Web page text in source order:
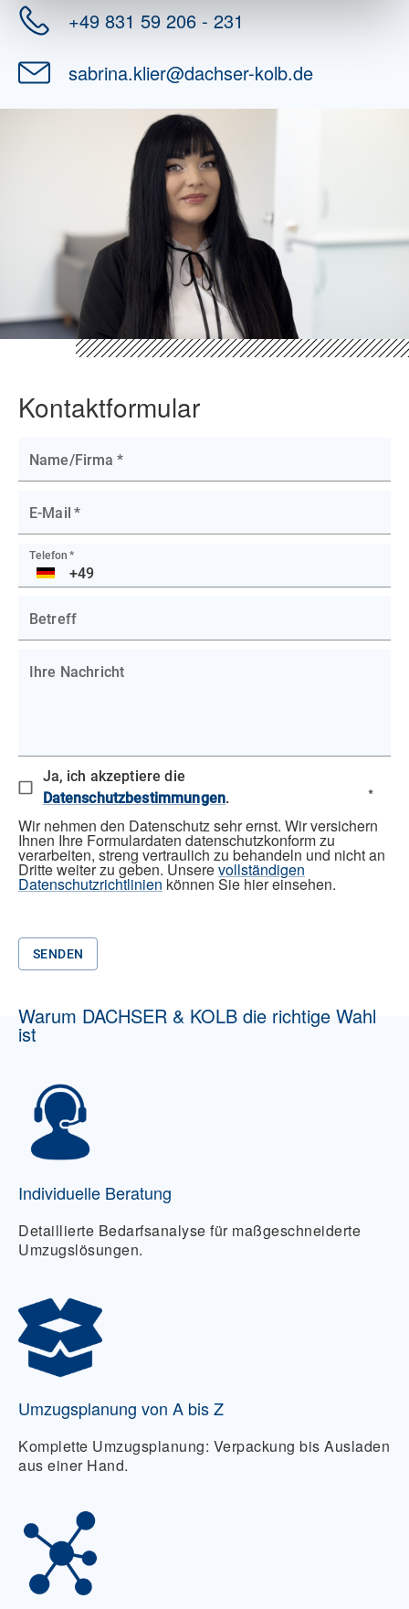
+49 831 59 206 - 231
sabrina.klier@dachser-kolb.de
Kontaktformular
Name/Firma *
E-Mail *
Telefon *
DE
Betreff
Ihre Nachricht
Ja, ich akzeptiere die
Datenschutzbestimmungen.
*
Wir nehmen den Datenschutz sehr ernst. Wir versichern
Ihnen Ihre Formulardaten datenschutzkonform zu
verarbeiten, streng vertraulich zu behandeln und nicht an
Dritte weiter zu geben. Unserevollständigen
Datenschutzrichtlinien können Sie hier einsehen.
SENDEN
Warum DACHSER & KOLB die richtige Wahl
ist
Individuelle Beratung
Detaillierte Bedarfsanalyse für maßgeschneiderte
Umzugslösungen.
Umzugsplanung von A bis Z
Komplette Umzugsplanung: Verpackung bis Ausladen
aus einer Hand.